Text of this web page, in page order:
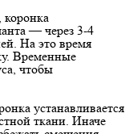
коронка
— через 3-4
На это время
Временные
чтобы
устанавливается
ткани. Иначе